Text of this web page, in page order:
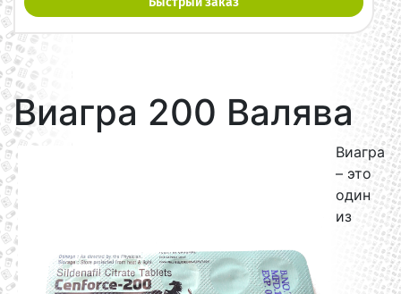
Виагра 200 Валява
Виагра
– это
один
из